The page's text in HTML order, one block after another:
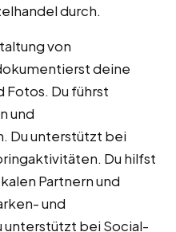
durch.
von
deine
Fotos. Du führst
und
Du unterstützt bei
Du hilfst
Partnern und
und
unterstützt bei Social-